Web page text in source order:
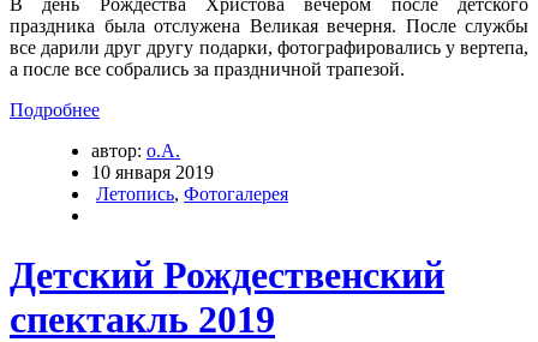
В день Рождества Христова вечером после детского
праздника была отслужена Великая вечерня. После службы
все дарили друг другу подарки, фотографировались у вертепа,
а после все собрались за праздничной трапезой.
Подробнее
автор: о.А.
10 января 2019
Летопись, Фотогалерея
Детский Рождественский
спектакль 2019